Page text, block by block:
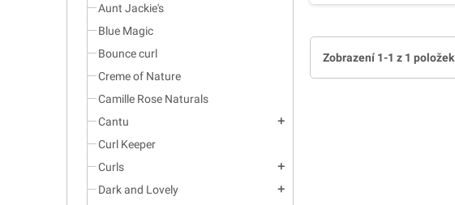
Aunt Jackie's
Blue Magic
Bounce curl
Creme of Nature
Camille Rose Naturals
Cantu
add
Curl Keeper
Curls
add
Dark and Lovely add
Zobrazení 1-1 z 1 položek